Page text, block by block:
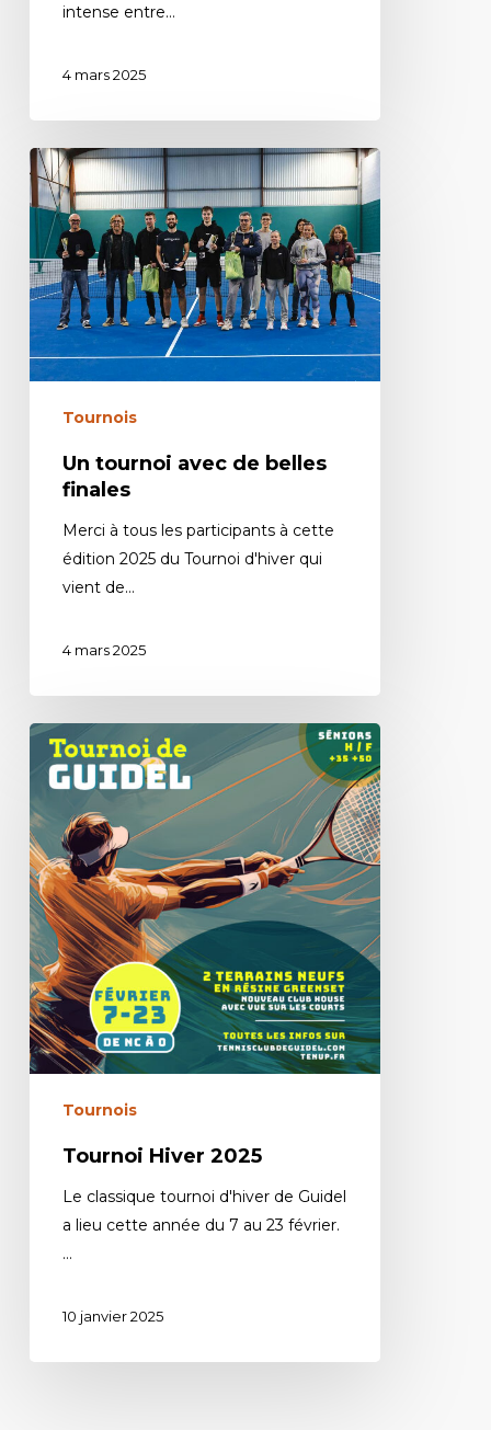
intense entre…
4 mars 2025
Tournois
Un tournoi avec de belles
finales
Merci à tous les participants à cette
édition 2025 du Tournoi d'hiver qui
vient de…
4 mars 2025
Tournois
Tournoi Hiver 2025
Le classique tournoi d'hiver de Guidel
a lieu cette année du 7 au 23 février.
…
10 janvier 2025